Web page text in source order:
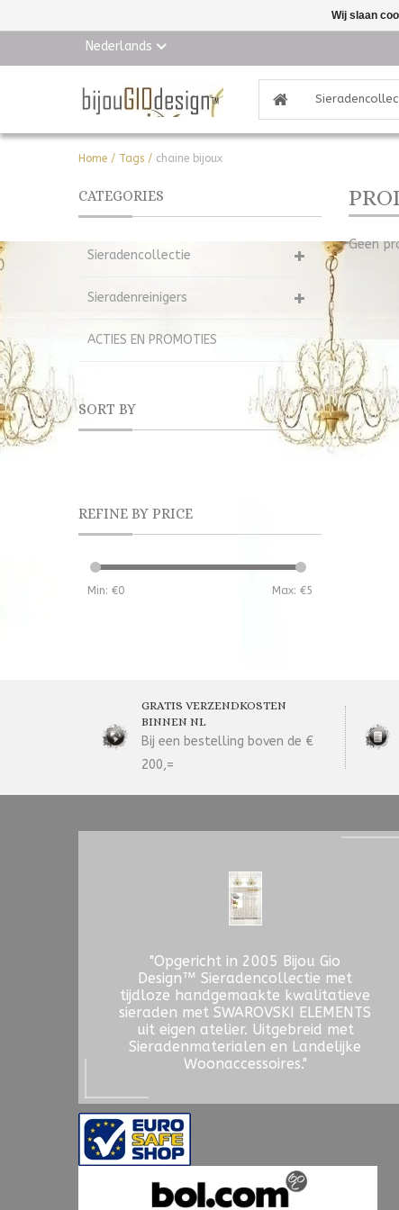
Nederlands
Home / Tags / chaine bijoux
CATEGORIES
Sieradencollectie
Sieradenreinigers
ACTIES EN PROMOTIES
SORT BY
REFINE BY PRICE
Min: €0 Max: €5
Geen
GRATIS VERZENDKOSTEN
BINNEN NL
Bij een bestelling boven de €
200,=
"Opgericht in 2005 Bijou Gio
Design™ Sieradencollectie met
tijdloze handgemaakte kwalitatieve
sieraden met SWAROVSKI ELEMENTS
uit eigen atelier. Uitgebreid met
Sieradenmaterialen en Landelijke
Woonaccessoires."
Wij slaan